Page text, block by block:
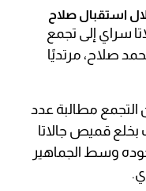
استقبال صلاح
سراي إلى تجمع
صلاح، مرتديًا
مطالبة عدد
قميص جالاتا
وسط الجماهير